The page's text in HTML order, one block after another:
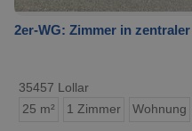
2er-WG: Zimmer in
35457 Lollar
25 m²
1 Zimmer Wohnung